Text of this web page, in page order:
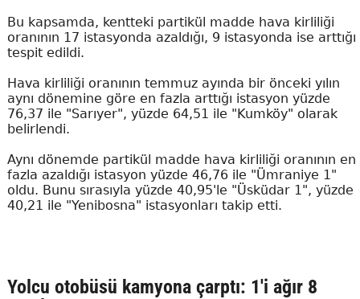
Bu kapsamda, kentteki partikül madde hava kirliliği
oranının 17 istasyonda azaldığı, 9 istasyonda ise arttığı
tespit edildi.
Hava kirliliği oranının temmuz ayında bir önceki yılın
aynı dönemine göre en fazla arttığı istasyon yüzde
76,37 ile "Sarıyer", yüzde 64,51 ile "Kumköy" olarak
belirlendi.
Aynı dönemde partikül madde hava kirliliği oranının en
fazla azaldığı istasyon yüzde 46,76 ile "Ümraniye 1"
oldu. Bunu sırasıyla yüzde 40,95'le "Üsküdar 1", yüzde
40,21 ile "Yenibosna" istasyonları takip etti.
Yolcu otobüsü kamyona çarptı: 1'i ağır 8